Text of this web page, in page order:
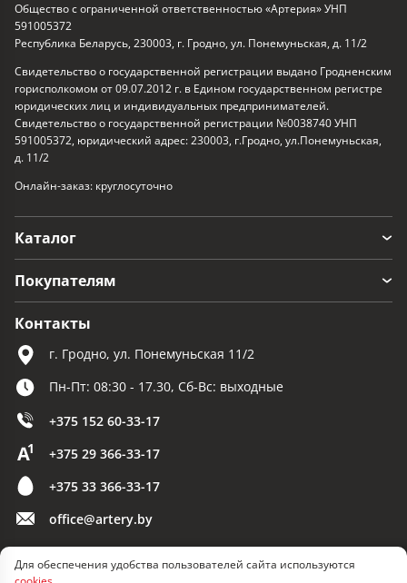
Для обеспечения удобства пользователей сайта используются
Общество с ограниченной ответственностью «Артерия» УНП
591005372
Республика Беларусь, 230003, г. Гродно, ул. Понемуньская, д. 11/2
Свидетельство о государственной регистрации выдано Гродненским
горисполкомом от 09.07.2012 г. в Едином государственном регистре
юридических лиц и индивидуальных предпринимателей.
Свидетельство о государственной регистрации №0038740 УНП
591005372, юридический адрес: 230003, г.Гродно, ул.Понемуньская,
д. 11/2
Онлайн-заказ: круглосуточно
Каталог
Покупателям
Контакты
г. Гродно, ул. Понемуньская 11/2
Пн-Пт: 08:30 - 17.30, Сб-Вс: выходные
+375 152 60-33-17
+375 29 366-33-17
+375 33 366-33-17
office@artery.by
© 2026 ООО «Артерия»